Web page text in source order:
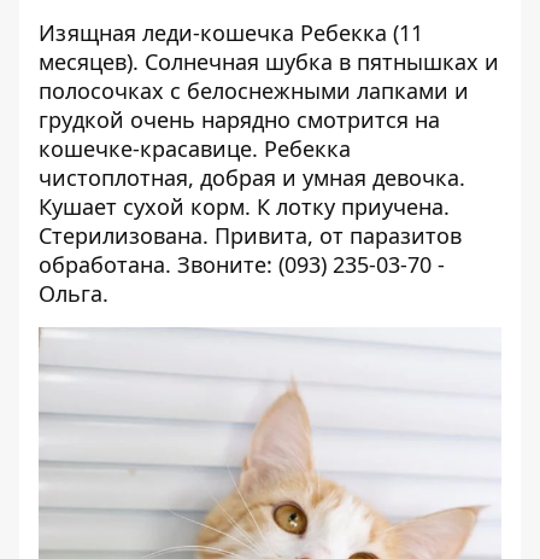
Изящная леди-кошечка Ребекка (11
месяцев). Солнечная шубка в пятнышках и
полосочках с белоснежными лапками и
грудкой очень нарядно смотрится на
кошечке-красавице. Ребекка
чистоплотная, добрая и умная девочка.
Кушает сухой корм. К лотку приучена.
Стерилизована. Привита, от паразитов
обработана. Звоните: (093) 235-03-70 -
Ольга.